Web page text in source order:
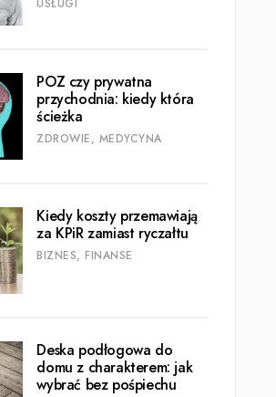
USŁUGI
POZ czy prywatna
przychodnia: kiedy która
ścieżka
ZDROWIE, MEDYCYNA
Kiedy koszty przemawiają
za KPiR zamiast ryczałtu
BIZNES, FINANSE
Deska podłogowa do
domu z charakterem: jak
wybrać bez pośpiechu